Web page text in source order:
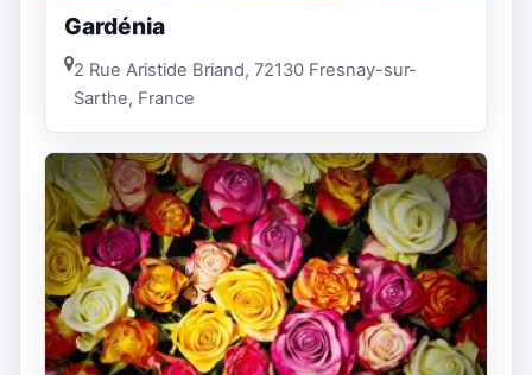
Gardénia
2 Rue Aristide Briand, 72130 Fresnay-sur-
Sarthe, France